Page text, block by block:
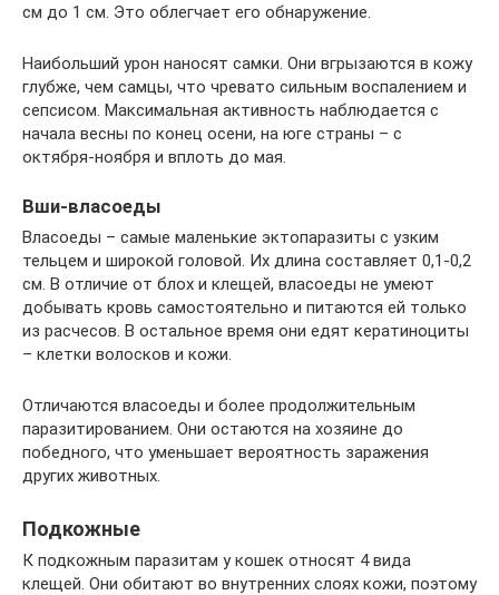
см до 1 см. Это облегчает его обнаружение.
Наибольший урон наносят самки. Они вгрызаются в кожу
глубже, чем самцы, что чревато сильным воспалением и
сепсисом. Максимальная активность наблюдается с
начала весны по конец осени, на юге страны – с
октября-ноября и вплоть до мая.
Вши-власоеды
Власоеды – самые маленькие эктопаразиты с узким
тельцем и широкой головой. Их длина составляет 0,1-0,2
см. В отличие от блох и клещей, власоеды не умеют
добывать кровь самостоятельно и питаются ей только
из расчесов. В остальное время они едят кератиноциты
– клетки волосков и кожи.
Отличаются власоеды и более продолжительным
паразитированием. Они остаются на хозяине до
победного, что уменьшает вероятность заражения
других животных.
Подкожные
К подкожным паразитам у кошек относят 4 вида
клещей. Они обитают во внутренних слоях кожи, поэтому